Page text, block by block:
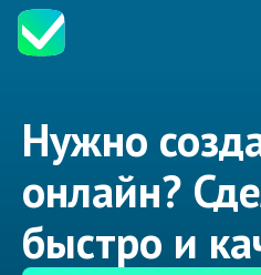
Нужно
онлайн?
быстро и